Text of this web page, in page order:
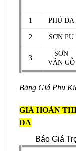
1 PHỦ DA
2 SƠN PU
3
SƠN
VÂN GỖ
Bảng Giá Phụ
GIÁ HOÀN
DA
Báo Giá